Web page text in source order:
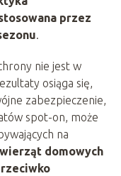
przez
.
nie jest w
osiąga się,
zabezpieczenie,
spot-on, może
na
domowych